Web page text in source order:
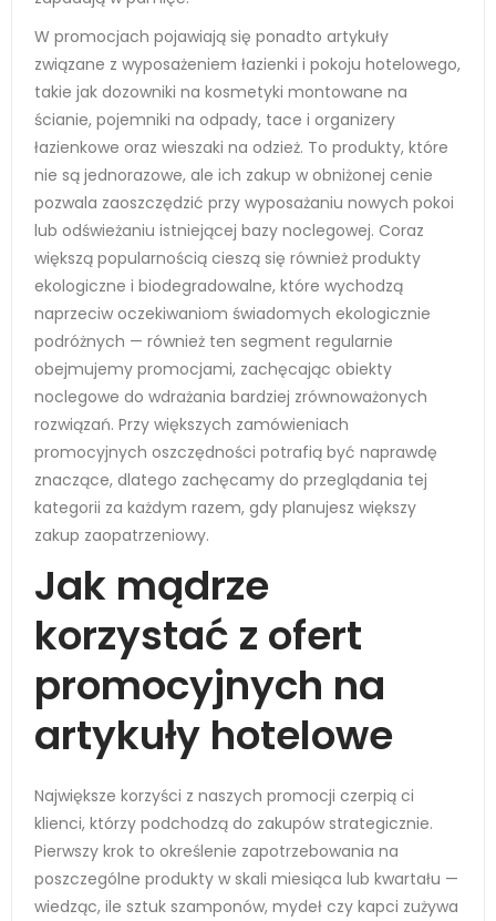
W promocjach pojawiają się ponadto artykuły
związane z wyposażeniem łazienki i pokoju hotelowego,
takie jak dozowniki na kosmetyki montowane na
ścianie, pojemniki na odpady, tace i organizery
łazienkowe oraz wieszaki na odzież. To produkty, które
nie są jednorazowe, ale ich zakup w obniżonej cenie
pozwala zaoszczędzić przy wyposażaniu nowych pokoi
lub odświeżaniu istniejącej bazy noclegowej. Coraz
większą popularnością cieszą się również produkty
ekologiczne i biodegradowalne, które wychodzą
naprzeciw oczekiwaniom świadomych ekologicznie
podróżnych — również ten segment regularnie
obejmujemy promocjami, zachęcając obiekty
noclegowe do wdrażania bardziej zrównoważonych
rozwiązań. Przy większych zamówieniach
promocyjnych oszczędności potrafią być naprawdę
znaczące, dlatego zachęcamy do przeglądania tej
kategorii za każdym razem, gdy planujesz większy
zakup zaopatrzeniowy.
Jak mądrze
korzystać z ofert
promocyjnych na
artykuły hotelowe
Największe korzyści z naszych promocji czerpią ci
klienci, którzy podchodzą do zakupów strategicznie.
Pierwszy krok to określenie zapotrzebowania na
poszczególne produkty w skali miesiąca lub kwartału —
wiedząc, ile sztuk szamponów, mydeł czy kapci zużywa